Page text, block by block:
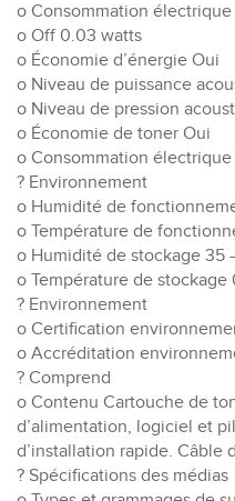
o Consommation
o Off 0.03 watts
o Économie d’énergie Oui
o Niveau de puissance
o Niveau de pression
o Économie de toner Oui
o Consommation électrique
? Environnement
o Humidité de
o Température de
o Humidité de stockage 35
o Température de stockage
? Environnement
o Certification
o Accréditation
? Comprend
o Contenu Cartouche de
d’alimentation, logiciel et
d’installation rapide. Câble
? Spécifications des médias